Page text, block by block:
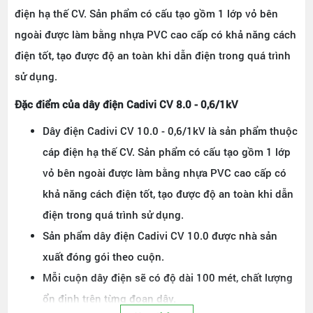
điện hạ thế CV. Sản phẩm có cấu tạo gồm 1 lớp vỏ bên
ngoài được làm bằng nhựa PVC cao cấp có khả năng cách
điện tốt, tạo được độ an toàn khi dẫn điện trong quá trình
sử dụng.
Đặc điểm của dây điện Cadivi CV 8.0 - 0,6/1kV
Dây điện Cadivi CV 10.0 - 0,6/1kV là sản phẩm thuộc
cáp điện hạ thế CV. Sản phẩm có cấu tạo gồm 1 lớp
vỏ bên ngoài được làm bằng nhựa PVC cao cấp có
khả năng cách điện tốt, tạo được độ an toàn khi dẫn
điện trong quá trình sử dụng.
Sản phẩm dây điện Cadivi CV 10.0 được nhà sản
xuất đóng gói theo cuộn.
Mỗi cuộn dây điện sẽ có độ dài 100 mét, chất lượng
ổn định trên từng đoạn dây.